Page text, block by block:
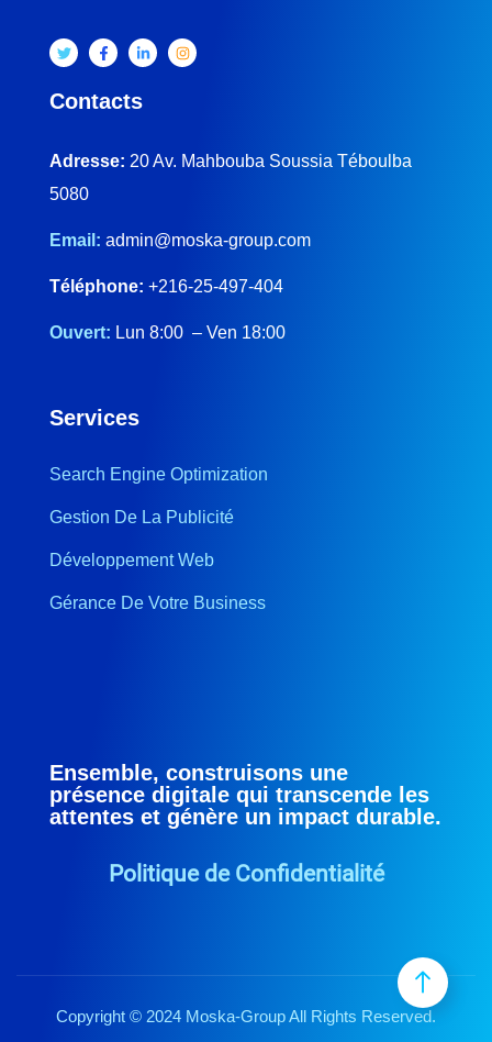
Contacts
Adresse: 20 Av. Mahbouba Soussia Téboulba
5080
Email: admin@moska-group.com
Téléphone: +216-25-497-404
Ouvert: Lun 8:00 – Ven 18:00
Services
Search Engine Optimization
Gestion De La Publicité
Développement Web
Gérance De Votre Business
Ensemble, construisons une
présence digitale qui transcende les
attentes et génère un impact durable.
Politique de Confidentialité
Copyright © 2024 Moska-Group All Rights Reserved.